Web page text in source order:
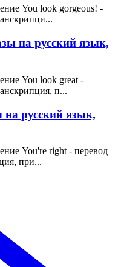
You look gorgeous! -
на русский язык,
You look great -
п...
русский язык,
You're right - перевод
при...